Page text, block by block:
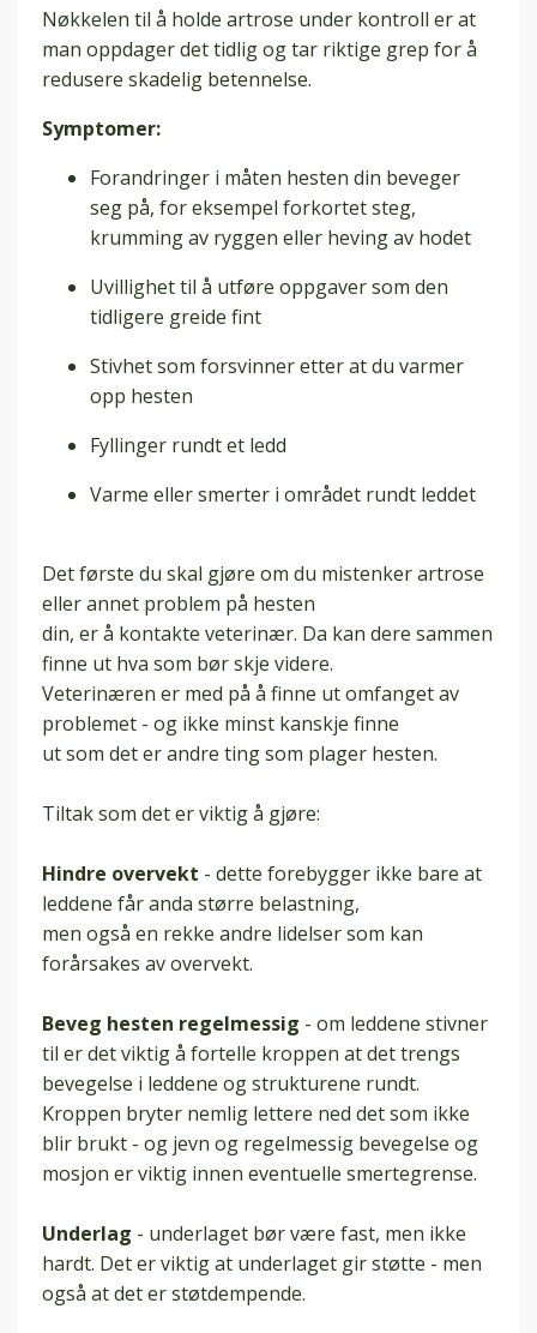
Nøkkelen til å holde artrose under kontroll er at
man oppdager det tidlig og tar riktige grep for å
redusere skadelig betennelse.
Symptomer:
Forandringer i måten hesten din beveger
seg på, for eksempel forkortet steg,
krumming av ryggen eller heving av hodet
Uvillighet til å utføre oppgaver som den
tidligere greide fint
Stivhet som forsvinner etter at du varmer
opp hesten
Fyllinger rundt et ledd
Varme eller smerter i området rundt leddet
Det første du skal gjøre om du mistenker artrose
eller annet problem på hesten
din, er å kontakte veterinær. Da kan dere sammen
finne ut hva som bør skje videre.
Veterinæren er med på å finne ut omfanget av
problemet - og ikke minst kanskje finne
ut som det er andre ting som plager hesten.
Tiltak som det er viktig å gjøre:
Hindre overvekt - dette forebygger ikke bare at
leddene får anda større belastning,
men også en rekke andre lidelser som kan
forårsakes av overvekt.
Beveg hesten regelmessig - om leddene stivner
til er det viktig å fortelle kroppen at det trengs
bevegelse i leddene og strukturene rundt.
Kroppen bryter nemlig lettere ned det som ikke
blir brukt - og jevn og regelmessig bevegelse og
mosjon er viktig innen eventuelle smertegrense.
Underlag - underlaget bør være fast, men ikke
hardt. Det er viktig at underlaget gir støtte - men
også at det er støtdempende.